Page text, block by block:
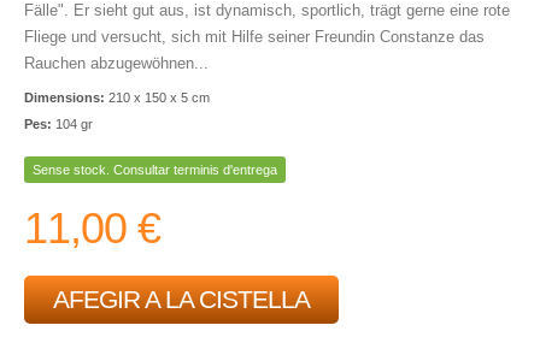
Fälle". Er sieht gut aus, ist dynamisch, sportlich, trägt gerne eine rote
Fliege und versucht, sich mit Hilfe seiner Freundin Constanze das
Rauchen abzugewöhnen...
Dimensions: 210 x 150 x 5 cm
Pes: 104 gr
Sense stock. Consultar terminis d'entrega
11,00 €
AFEGIR A LA CISTELLA